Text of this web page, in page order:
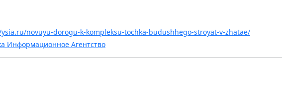
novuyu-dorogu-k-kompleksu-tochka-budushhego-stroyat-v-zhatae/
Информационное Агентство